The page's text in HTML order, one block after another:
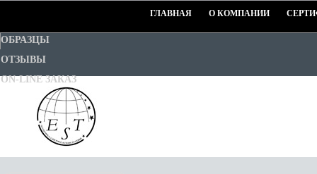
ГЛАВНАЯ О КОМПАНИИ
ОБРАЗЦЫ
ОТЗЫВЫ
ON-LINE ЗАКАЗ